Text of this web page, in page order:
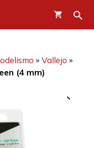
» Vallejo »
(4 mm)